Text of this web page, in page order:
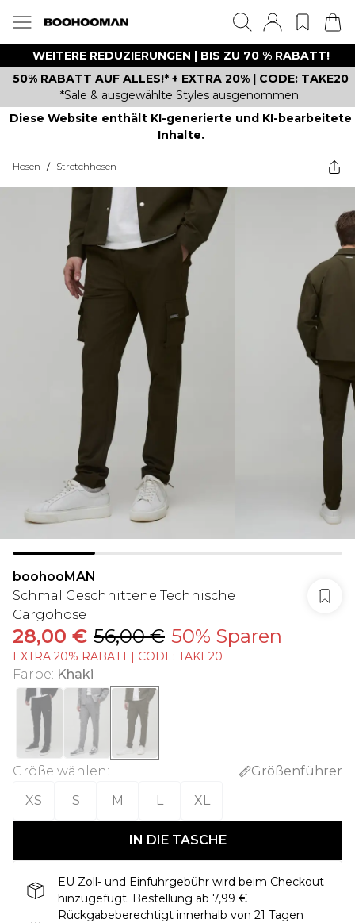
WEITERE REDUZIERUNGEN | BIS ZU 70 % RABATT!
50% RABATT AUF ALLES!* + EXTRA 20% | CODE: TAKE20
*Sale & ausgewählte Styles ausgenommen.
Diese Website enthält KI-generierte und KI-bearbeitete
Inhalte.
Hosen / Stretchhosen
boohooMAN
Schmal Geschnittene Technische
Cargohose
28,00 € 56,00 € 50% Sparen
EXTRA 20% RABATT | CODE: TAKE20
Farbe: Khaki
Größe wählen:
Größenführer
XS
S M L XL
IN DIE TASCHE
EU Zoll- und Einfuhrgebühr wird beim Checkout
hinzugefügt. Bestellung ab 7,99 €
Rückgabeberechtigt innerhalb von 21 Tagen